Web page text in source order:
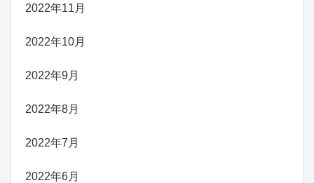
2022年11月
2022年10月
2022年9月
2022年8月
2022年7月
2022年6月